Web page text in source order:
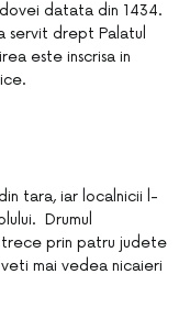
datata din 1434.
servit drept Palatul
este inscrisa in
tara, iar localnicii l-
Drumul
prin patru judete
mai vedea nicaieri